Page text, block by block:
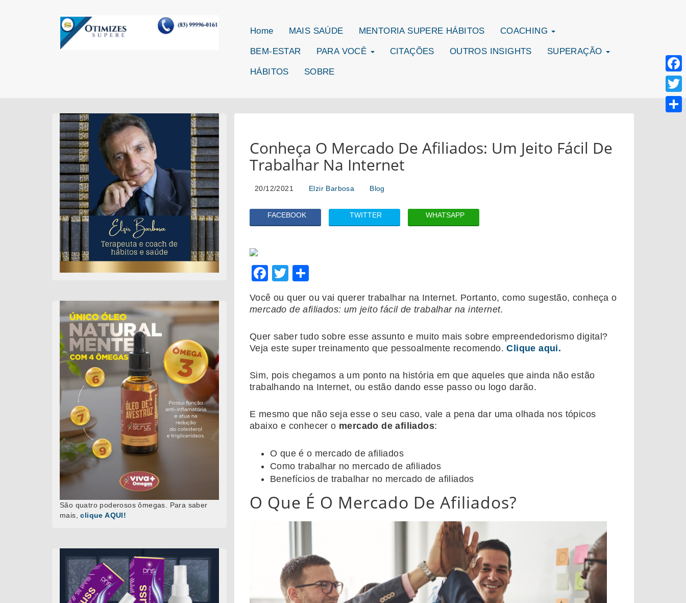
Home MAIS SAÚDE MENTORIA SUPERE HÁBITOS COACHING
BEM-ESTAR PARA VOCÊ CITAÇÕES OUTROS INSIGHTS SUPERAÇÃO
HÁBITOS SOBRE
São quatro poderosos ômegas. Para saber
mais,clique AQUI!
Conheça O Mercado De Afiliados: Um Jeito Fácil De
Trabalhar Na Internet
20/12/2021 Elzir Barbosa Blog
FACEBOOK TWITTER WHATSAPP
Facebook
Twitter
Você ou quer ou vai querer trabalhar na Internet. Portanto, como sugestão, conheça o
mercado de afiliados: um jeito fácil de trabalhar na internet.
Quer saber tudo sobre esse assunto e muito mais sobre empreendedorismo digital?
Veja este super treinamento que pessoalmente recomendo.Clique aqui.
Sim, pois chegamos a um ponto na história em que aqueles que ainda não estão
trabalhando na Internet, ou estão dando esse passo ou logo darão.
E mesmo que não seja esse o seu caso, vale a pena dar uma olhada nos tópicos
abaixo e conhecer o mercado de afiliados:
O que é o mercado de afiliados
Como trabalhar no mercado de afiliados
Benefícios de trabalhar no mercado de afiliados
O Que É O Mercado De Afiliados?